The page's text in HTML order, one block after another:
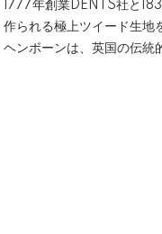
1777年創業DENTS社と
作られる極上ツイード生地
ヘンボーンは、英国の伝統